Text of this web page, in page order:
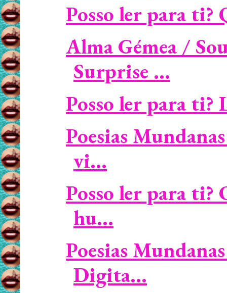
Posso ler para ti?
Alma Gémea /
Surprise ...
Posso ler para ti?
Poesias
vi...
Posso ler para ti?
hu...
Poesias
Digita...